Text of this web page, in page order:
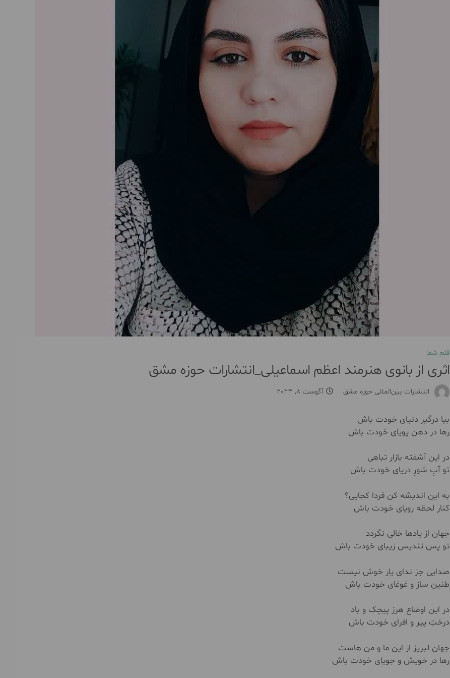
قلم شما
اثری از بانوی هنرمند اعظم اسماعیلی_انتشارات حوزه مشق
انتشارات بین‌المللی حوزه مشق آگوست 8, 2023
بیا درگیر دنیای خودت باش
رها در ذهن پویای خودت باش
در این آشفته بازار تباهی
تو آبِ شورِ دریای خودت باش
به این اندیشه کن فردا کجایی؟
کنار لحظه رویای خودت باش
جهان از یادها خالی نگردد
تو پس تندیس زیبای خودت باش
صدایی جز ندای یار خوش نیست
طنین ساز و غوغای خودت باش
در این اوضاع هرز پیچک و باد
درختِ پیر و افرای خودت باش
جهان لبریز از این ما و من هاست
رها در خویش و جویای خودت باش